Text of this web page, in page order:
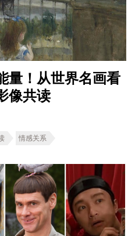
量！从世界名画看
像共读
情感关系